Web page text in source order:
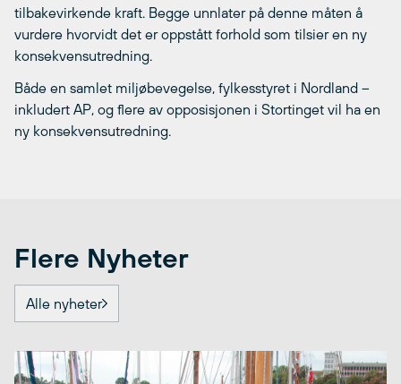
tilbakevirkende kraft. Begge unnlater på denne måten å
vurdere hvorvidt det er oppstått forhold som tilsier en ny
konsekvensutredning.
Både en samlet miljøbevegelse, fylkesstyret i Nordland –
inkludert AP, og flere av opposisjonen i Stortinget vil ha en
ny konsekvensutredning.
Flere Nyheter
Alle nyheter